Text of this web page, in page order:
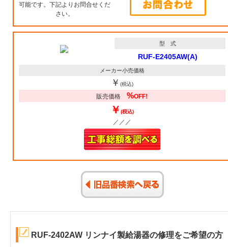
可能です。下記よりお問合せくだ
さい。
型 式
RUF-E2405AW(A)
メーカー小売価格
￥ (税込)
販売価格%OFF!
￥ (税込)
／／／
RUF-2402AW リンナイ製給湯器の修理をご希望の方